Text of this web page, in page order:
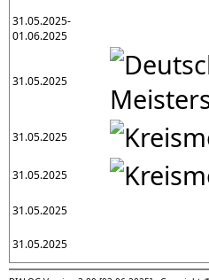
31.05.2025-
01.06.2025
31.05.2025
31.05.2025
31.05.2025
31.05.2025
31.05.2025